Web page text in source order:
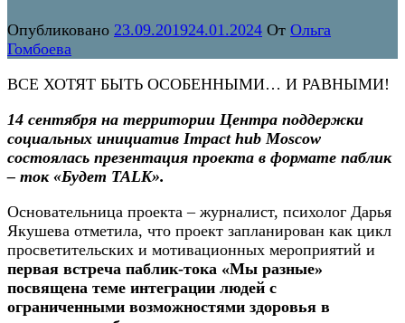
Опубликовано 23.09.201924.01.2024 От Ольга
Гомбоева
ВСЕ ХОТЯТ БЫТЬ ОСОБЕННЫМИ… И РАВНЫМИ!
14 сентября на территории Центра поддержки
социальных инициатив Impact hubMoscow
состоялась презентация проекта в формате паблик
– ток «Будет TALK».
Основательница проекта – журналист, психолог Дарья
Якушева отметила, что проект запланирован как цикл
просветительских и мотивационных мероприятий и
первая встреча паблик-тока «Мы разные»
посвящена теме интеграции людей с
ограниченными возможностями здоровья в